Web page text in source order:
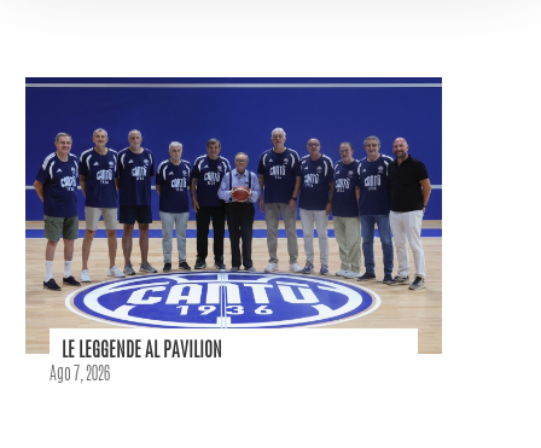
LE LEGGENDE AL PAVILION
Ago 7, 2026